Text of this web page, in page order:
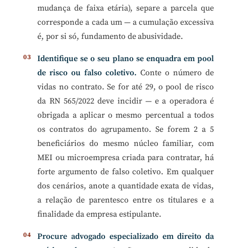
mudança de faixa etária), separe a parcela que
corresponde a cada um — a cumulação excessiva
é, por si só, fundamento de abusividade.
Identifique se o seu plano se enquadra em pool
de risco ou falso coletivo. Conte o número de
vidas no contrato. Se for até 29, o pool de risco
da RN 565/2022 deve incidir — e a operadora é
obrigada a aplicar o mesmo percentual a todos
os contratos do agrupamento. Se forem 2 a 5
beneficiários do mesmo núcleo familiar, com
MEI ou microempresa criada para contratar, há
forte argumento de falso coletivo. Em qualquer
dos cenários, anote a quantidade exata de vidas,
a relação de parentesco entre os titulares e a
finalidade da empresa estipulante.
Procure advogado especializado em direito da